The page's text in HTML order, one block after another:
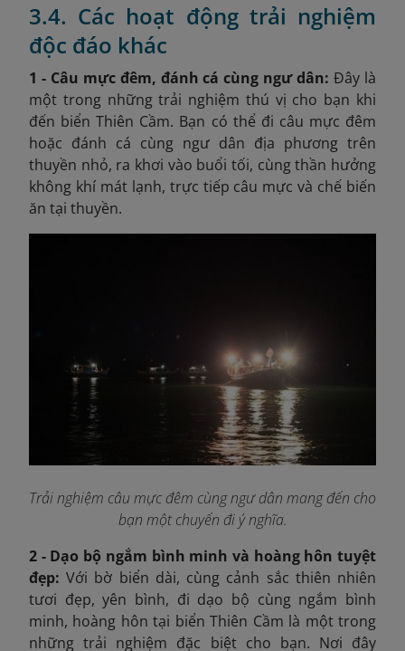
3.4. Các hoạt động trải nghiệm
độc đáo khác
1 - Câu mực đêm, đánh cá cùng ngư dân:Đây là
một trong những trải nghiệm thú vị cho bạn khi
đến biển Thiên Cầm. Bạn có thể đi câu mực đêm
hoặc đánh cá cùng ngư dân địa phương trên
thuyền nhỏ, ra khơi vào buổi tối, cùng thần hưởng
không khí mát lạnh, trực tiếp câu mực và chế biến
ăn tại thuyền.
Trải nghiệm câu mực đêm cùng ngư dân mang đến cho
bạn một chuyến đi ý nghĩa.
2 - Dạo bộ ngắm bình minh và hoàng hôn tuyệt
đẹp:Với bờ biển dài, cùng cảnh sắc thiên nhiên
tươi đẹp, yên bình, đi dạo bộ cùng ngắm bình
minh, hoàng hôn tại biển Thiên Cầm là một trong
những trải nghiệm đặc biệt cho bạn. Nơi đây